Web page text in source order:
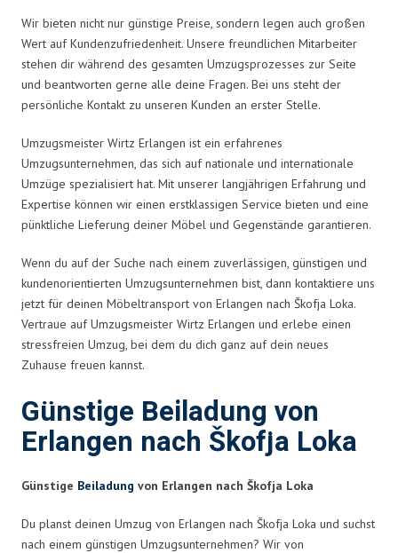
Wir bieten nicht nur günstige Preise, sondern legen auch großen
Wert auf Kundenzufriedenheit. Unsere freundlichen Mitarbeiter
stehen dir während des gesamten Umzugsprozesses zur Seite
und beantworten gerne alle deine Fragen. Bei uns steht der
persönliche Kontakt zu unseren Kunden an erster Stelle.
Umzugsmeister Wirtz Erlangen ist ein erfahrenes
Umzugsunternehmen, das sich auf nationale und internationale
Umzüge spezialisiert hat. Mit unserer langjährigen Erfahrung und
Expertise können wir einen erstklassigen Service bieten und eine
pünktliche Lieferung deiner Möbel und Gegenstände garantieren.
Wenn du auf der Suche nach einem zuverlässigen, günstigen und
kundenorientierten Umzugsunternehmen bist, dann kontaktiere uns
jetzt für deinen Möbeltransport von Erlangen nach Škofja Loka.
Vertraue auf Umzugsmeister Wirtz Erlangen und erlebe einen
stressfreien Umzug, bei dem du dich ganz auf dein neues
Zuhause freuen kannst.
Günstige Beiladung von
Erlangen nach Škofja Loka
Günstige Beiladung von Erlangen nach Škofja Loka
Du planst deinen Umzug von Erlangen nach Škofja Loka und suchst
nach einem günstigen Umzugsunternehmen? Wir von